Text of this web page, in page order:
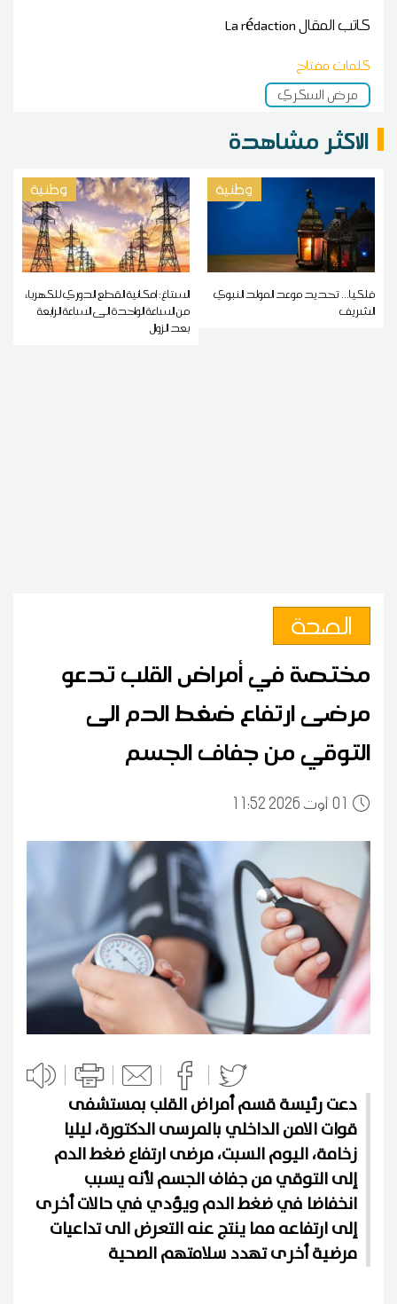
كاتب المقالLa rédaction
كلمات مفتاح
مرض السكري
الاكثر مشاهدة
وطنية
فلكيا... تحديد موعد المولد النبوي
الشريف
وطنية
الستاغ: إمكانية القطع الدوري للكهرباء
من الساعة الواحدة الى الساعة الرابعة
بعد الزوال
الصحة
مختصة في أمراض القلب تدعو
مرضى ارتفاع ضغط الدم الى
التوقي من جفاف الجسم
0111:52 2026 أوت
دعت رئيسة قسم أمراض القلب بمستشفى
قوات الامن الداخلي بالمرسى الدكتورة، ليليا
زخامة، اليوم السبت، مرضى ارتفاع ضغط الدم
إلى التوقي من جفاف الجسم لأنه يسبب
انخفاضا في ضغط الدم ويؤدي في حالات أخرى
إلى ارتفاعه مما ينتج عنه التعرض الى تداعيات
مرضية أخرى تهدد سلامتهم الصحية